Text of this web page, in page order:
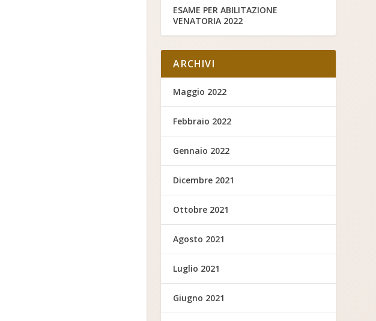
ESAME PER ABILITAZIONE
VENATORIA 2022
ARCHIVI
Maggio 2022
Febbraio 2022
Gennaio 2022
Dicembre 2021
Ottobre 2021
Agosto 2021
Luglio 2021
Giugno 2021